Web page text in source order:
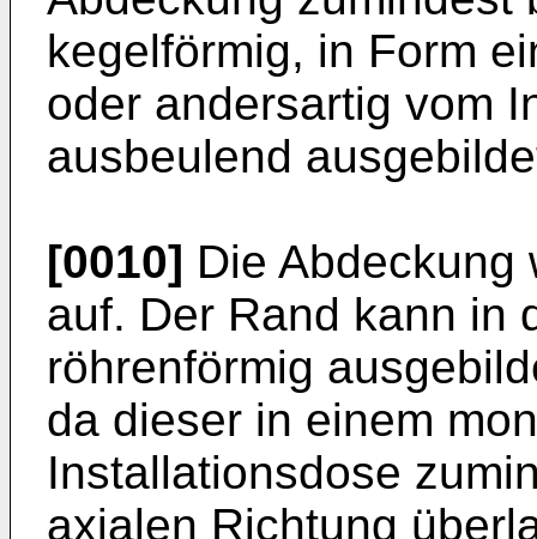
kegelförmig, in Form
oder andersartig vom
ausbeulend
[0010] Die Abdeckung
auf. Der Rand kann in
röhrenförmig
da dieser in einem
Installationsdose
axialen Richtung